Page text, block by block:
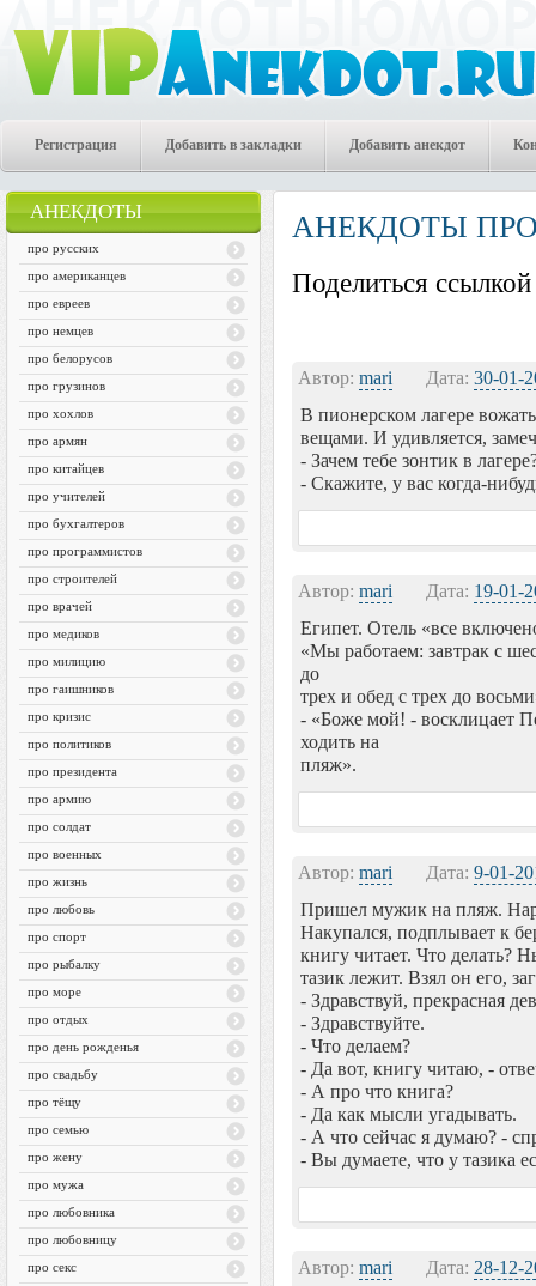
Регистрация Добавить в закладки Добавить анекдот
АНЕКДОТЫ
про русских
про американцев
про евреев
про немцев
про белорусов
про грузинов
про хохлов
про армян
про китайцев
про учителей
про бухгалтеров
про программистов
про строителей
про врачей
про медиков
про милицию
про гаишников
про кризис
про политиков
про президента
про армию
про солдат
про военных
про жизнь
про любовь
про спорт
про рыбалку
про море
про отдых
про день рожденья
про свадьбу
про тёщу
про семью
про жену
про мужа
про любовника
про любовницу
про секс
АНЕКДОТЫ
Поделиться ссылкой
Автор: mari Дата: 30-01-
В пионерском лагере
вещами. И удивляется,
- Зачем тебе зонтик в
- Скажите, у вас когда-
Автор: mari Дата: 19-01-
Египет. Отель «все
«Мы работаем: завтрак с
до
трех и обед с трех до
- «Боже мой! - восклицает
ходить на
пляж».
Автор: mari Дата: 9-01-
Пришел мужик на пляж.
Накупался, подплывает к
книгу читает. Что делать?
тазик лежит. Взял он его,
- Здравствуй, прекрасная
- Здравствуйте.
- Что делаем?
- Да вот, книгу читаю, -
- А про что книга?
- Да как мысли угадывать.
- А что сейчас я думаю? -
- Вы думаете, что у тазика
Автор: mari Дата: 28-12-